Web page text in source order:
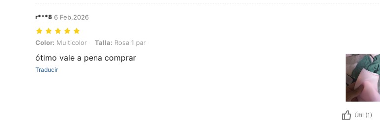
r***8 6 Feb,2026
Color: Multicolor, Talla: Rosa 1 par
Color: Multicolor Talla: Rosa 1 par
ótimo vale a pena comprar
Traducir
Útil (1)